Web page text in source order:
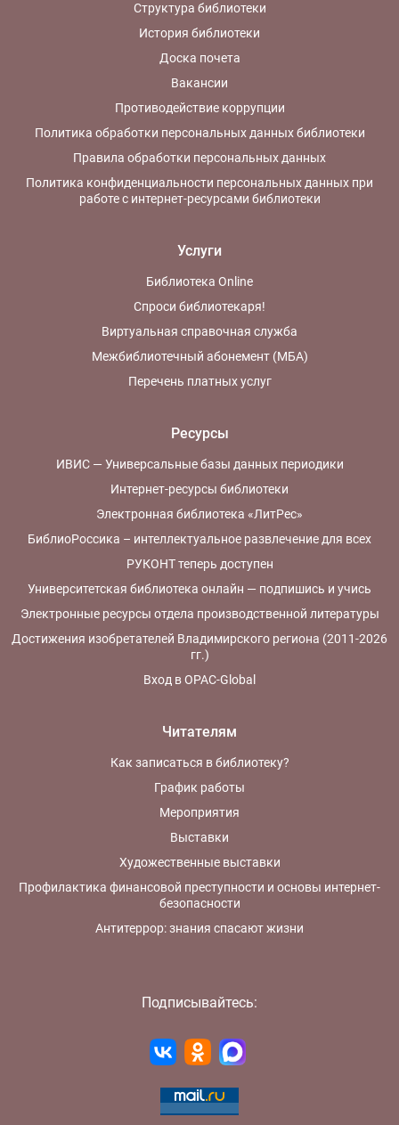
Структура библиотеки
История библиотеки
Доска почета
Вакансии
Противодействие коррупции
Политика обработки персональных данных библиотеки
Правила обработки персональных данных
Политика конфиденциальности персональных данных при
работе с интернет-ресурсами библиотеки
Услуги
Библиотека Online
Спроси библиотекаря!
Виртуальная справочная служба
Межбиблиотечный абонемент (МБА)
Перечень платных услуг
Ресурсы
ИВИС — Универсальные базы данных периодики
Интернет-ресурсы библиотеки
Электронная библиотека «ЛитРес»
БиблиоРоссика – интеллектуальное развлечение для всех
РУКОНТ теперь доступен
Университетская библиотека онлайн — подпишись и учись
Электронные ресурсы отдела производственной литературы
Достижения изобретателей Владимирского региона (2011-2026
гг.)
Вход в OPAC-Global
Читателям
Как записаться в библиотеку?
График работы
Мероприятия
Выставки
Художественные выставки
Профилактика финансовой преступности и основы интернет-
безопасности
Антитеррор: знания спасают жизни
Подписывайтесь: